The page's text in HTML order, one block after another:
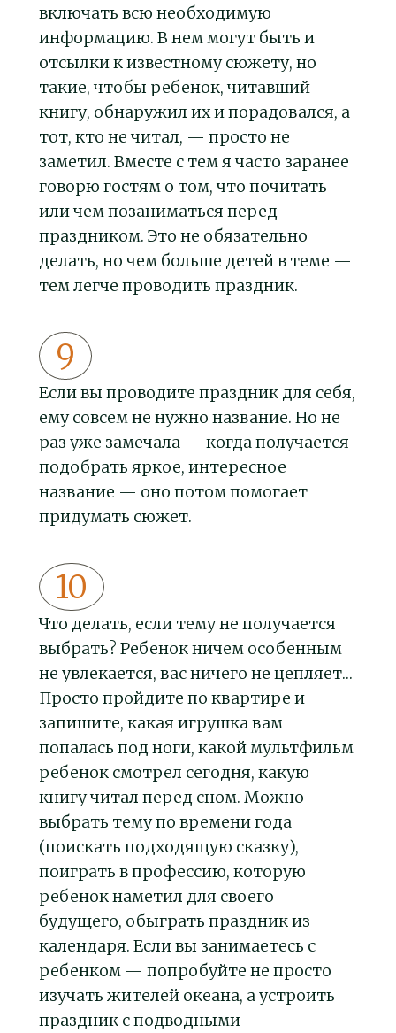
включать всю необходимую
информацию. В нем могут быть и
отсылки к известному сюжету, но
такие, чтобы ребенок, читавший
книгу, обнаружил их и порадовался, а
тот, кто не читал, — просто не
заметил. Вместе с тем я часто заранее
говорю гостям о том, что почитать
или чем позаниматься перед
праздником. Это не обязательно
делать, но чем больше детей в теме —
тем легче проводить праздник.
Если вы проводите праздник для себя,
ему совсем не нужно название. Но не
раз уже замечала — когда получается
подобрать яркое, интересное
название — оно потом помогает
придумать сюжет.
Что делать, если тему не получается
выбрать? Ребенок ничем особенным
не увлекается, вас ничего не цепляет…
Просто пройдите по квартире и
запишите, какая игрушка вам
попалась под ноги, какой мультфильм
ребенок смотрел сегодня, какую
книгу читал перед сном. Можно
выбрать тему по времени года
(поискать подходящую сказку),
поиграть в профессию, которую
ребенок наметил для своего
будущего, обыграть праздник из
календаря. Если вы занимаетесь с
ребенком — попробуйте не просто
изучать жителей океана, а устроить
праздник с подводными